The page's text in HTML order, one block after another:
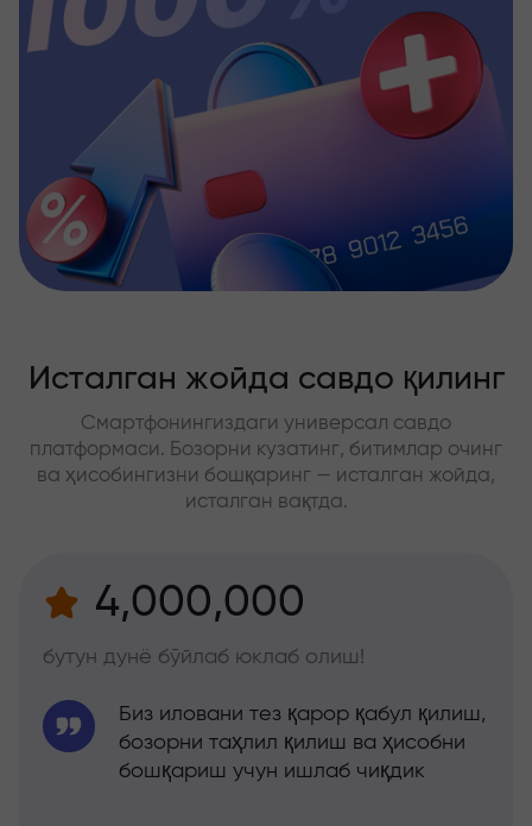
Исталган жойда савдо қилинг
Смартфонингиздаги универсал савдо
платформаси. Бозорни кузатинг, битимлар очинг
ва ҳисобингизни бошқаринг — исталган жойда,
исталган вақтда.
4,000,000
бутун дунё бўйлаб юклаб олиш!
Биз иловани тез қарор қабул қилиш,
бозорни таҳлил қилиш ва ҳисобни
бошқариш учун ишлаб чиқдик